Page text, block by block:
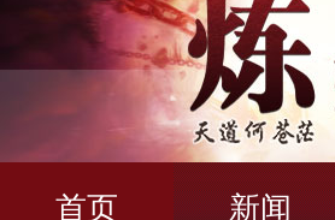
首页 新闻